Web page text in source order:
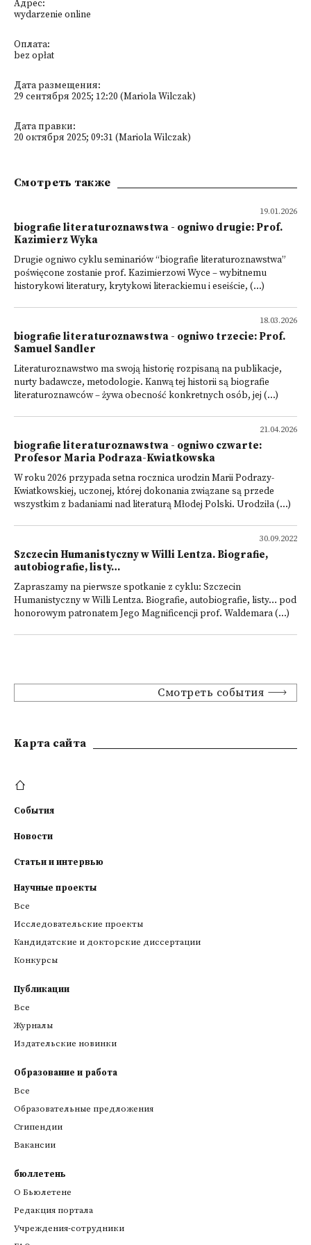
Адрес:
wydarzenie online
Оплата:
bez opłat
Дата размещения:
29 сентября 2025; 12:20 (Mariola Wilczak)
Дата правки:
20 октября 2025; 09:31 (Mariola Wilczak)
Смотреть также
19.01.2026
biografie literaturoznawstwa - ogniwo drugie: Prof.
Kazimierz Wyka
Drugie ogniwo cyklu seminariów “biografie literaturoznawstwa”
poświęcone zostanie prof. Kazimierzowi Wyce – wybitnemu
historykowi literatury, krytykowi literackiemu i eseiście, (...)
18.03.2026
biografie literaturoznawstwa - ogniwo trzecie: Prof.
Samuel Sandler
Literaturoznawstwo ma swoją historię rozpisaną na publikacje,
nurty badawcze, metodologie. Kanwą tej historii są biografie
literaturoznawców – żywa obecność konkretnych osób, jej (...)
21.04.2026
biografie literaturoznawstwa - ogniwo czwarte:
Profesor Maria Podraza-Kwiatkowska
W roku 2026 przypada setna rocznica urodzin Marii Podrazy-
Kwiatkowskiej, uczonej, której dokonania związane są przede
wszystkim z badaniami nad literaturą Młodej Polski. Urodziła (...)
30.09.2022
Szczecin Humanistyczny w Willi Lentza. Biografie,
autobiografie, listy…
Zapraszamy na pierwsze spotkanie z cyklu: Szczecin
Humanistyczny w Willi Lentza. Biografie, autobiografie, listy… pod
honorowym patronatem Jego Magnificencji prof. Waldemara (...)
Смотреть события
Kарта сайта
События
Новости
Статьи и интервью
Научные проекты
Все
Исследовательские проекты
Кандидатские и докторские диссертации
Конкурсы
Публикации
Все
Журналы
Издательские новинки
Образование и работа
Все
Образовательные предложения
Стипендии
Вакансии
бюллетень
О Бьюлетене
Редакция портала
Учреждения-сотрудники